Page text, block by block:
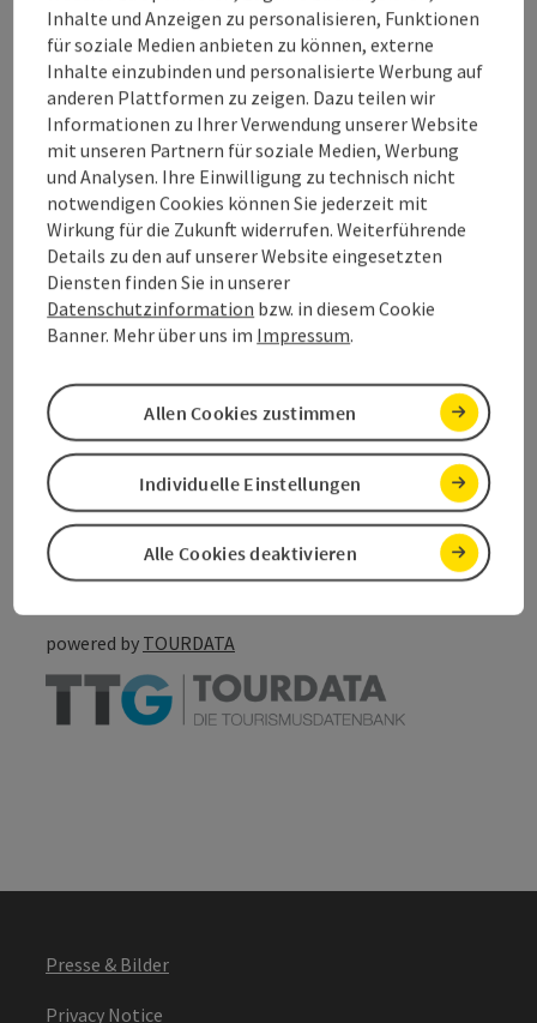
Kindergarten Reiterndorf, Bad Ischl
Contact
Arrival
Accessibility
save post
Go to shortlist
Create PDF
Print article
Nearby
powered by TOURDATA
Presse & Bilder
Privacy Notice
Inhalte und Anzeigen zu personalisieren, Funktionen
für soziale Medien anbieten zu können, externe
Inhalte einzubinden und personalisierte Werbung auf
anderen Plattformen zu zeigen. Dazu teilen wir
Informationen zu Ihrer Verwendung unserer Website
mit unseren Partnern für soziale Medien, Werbung
und Analysen. Ihre Einwilligung zu technisch nicht
notwendigen Cookies können Sie jederzeit mit
Wirkung für die Zukunft widerrufen. Weiterführende
Details zu den auf unserer Website eingesetzten
Diensten finden Sie in unserer
Datenschutzinformation bzw. in diesem Cookie
Banner. Mehr über uns im Impressum.
Alle Cookies deaktivieren
Individuelle Einstellungen
Allen Cookies zustimmen